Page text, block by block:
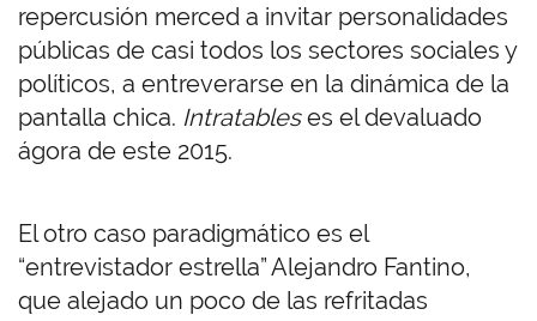
repercusión merced a invitar personalidades
públicas de casi todos los sectores sociales y
políticos, a entreverarse en la dinámica de la
pantalla chica. Intratableses el devaluado
ágora de este 2015.
El otro caso paradigmático es el
“entrevistador estrella” Alejandro Fantino,
que alejado un poco de las refritadas